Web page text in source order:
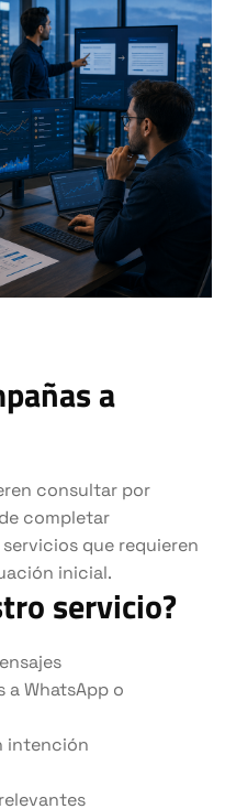
a
consultar por
completar
que requieren
inicial.
servicio?
WhatsApp o
intención